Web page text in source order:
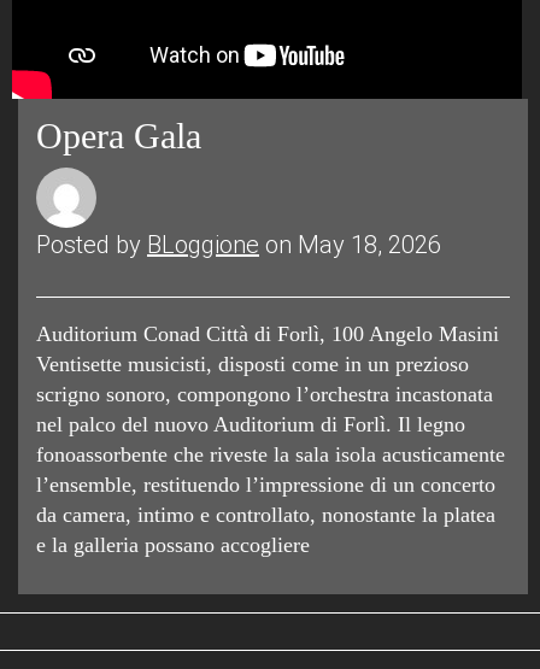
Opera Gala
Posted by BLoggione on May 18, 2026
Auditorium Conad Città di Forlì, 100 Angelo Masini
Ventisette musicisti, disposti come in un prezioso
scrigno sonoro, compongono l’orchestra incastonata
nel palco del nuovo Auditorium di Forlì. Il legno
fonoassorbente che riveste la sala isola acusticamente
l’ensemble, restituendo l’impressione di un concerto
da camera, intimo e controllato, nonostante la platea
e la galleria possano accogliere